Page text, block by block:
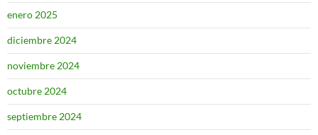
enero 2025
diciembre 2024
noviembre 2024
octubre 2024
septiembre 2024